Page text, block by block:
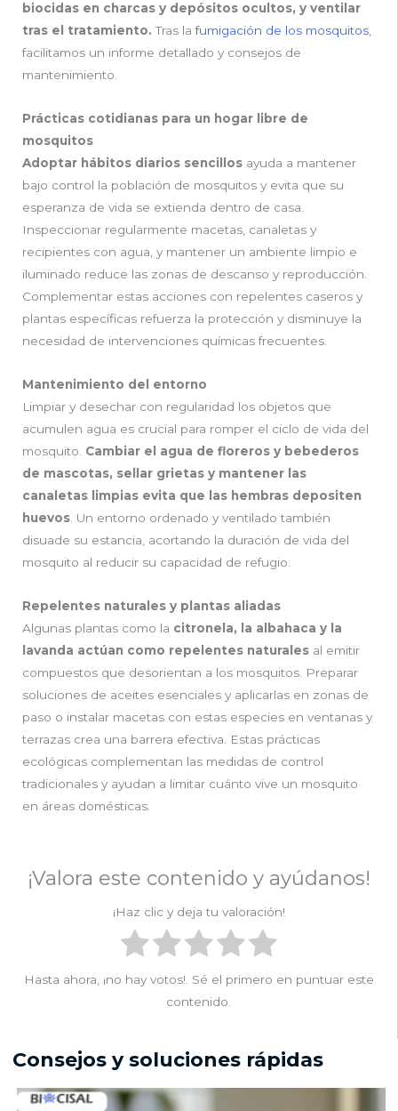
biocidas en charcas y depósitos ocultos, y ventilar
tras el tratamiento.Tras lafumigación de los mosquitos,
facilitamos un informe detallado y consejos de
mantenimiento.
Prácticas cotidianas para un hogar libre de
mosquitos
Adoptar hábitos diarios sencillos ayuda a mantener
bajo control la población de mosquitos y evita que su
esperanza de vida se extienda dentro de casa.
Inspeccionar regularmente macetas, canaletas y
recipientes con agua, y mantener un ambiente limpio e
iluminado reduce las zonas de descanso y reproducción.
Complementar estas acciones con repelentes caseros y
plantas específicas refuerza la protección y disminuye la
necesidad de intervenciones químicas frecuentes.
Mantenimiento del entorno
Limpiar y desechar con regularidad los objetos que
acumulen agua es crucial para romper el ciclo de vida del
mosquito. Cambiar el agua de floreros y bebederos
de mascotas, sellar grietas y mantener las
canaletas limpias evita que las hembras depositen
huevos . Un entorno ordenado y ventilado también
disuade su estancia, acortando la duración de vida del
mosquito al reducir su capacidad de refugio.
Repelentes naturales y plantas aliadas
Algunas plantas como la citronela, la albahaca y la
lavanda actúan como repelentes naturales al emitir
compuestos que desorientan a los mosquitos. Preparar
soluciones de aceites esenciales y aplicarlas en zonas de
paso o instalar macetas con estas especies en ventanas y
terrazas crea una barrera efectiva. Estas prácticas
ecológicas complementan las medidas de control
tradicionales y ayudan a limitar cuánto vive un mosquito
en áreas domésticas.
¡Valora este contenido y ayúdanos!
¡Haz clic y deja tu valoración!
Hasta ahora, ¡no hay votos!. Sé el primero en puntuar este
contenido.
Consejos y soluciones rápidas